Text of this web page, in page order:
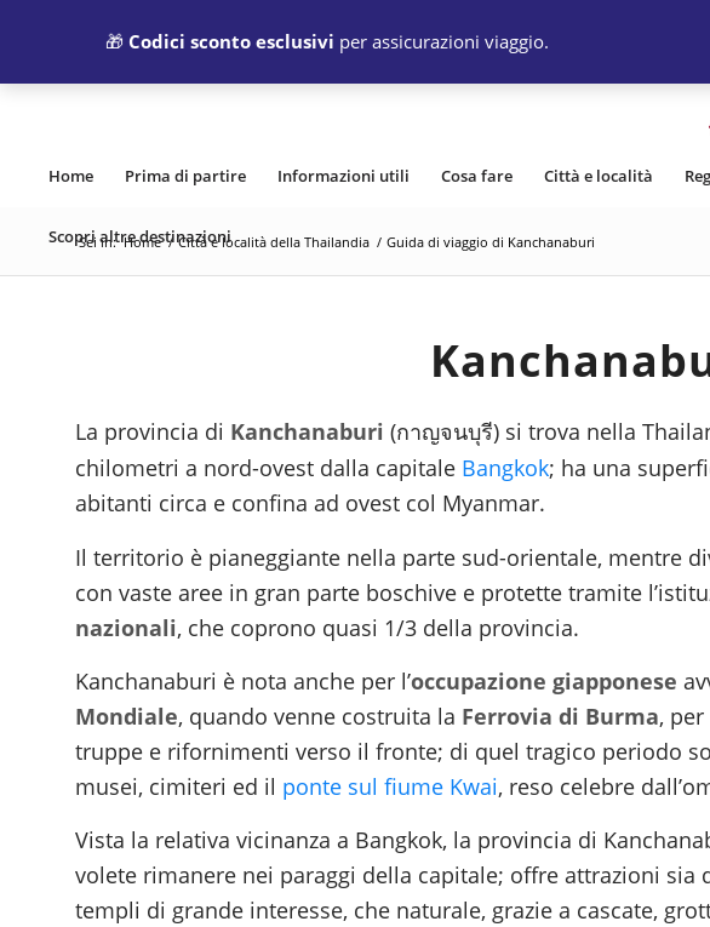
🎁 Codici sconto esclusivi per assicurazioni viaggio.
Home Prima di partire Informazioni utili Cosa fare Città e località
Scopri altre destinazioni
Sei in: Home / Città e località della Thailandia / Guida di viaggio di Kanchanaburi
La provincia di Kanchanaburi (กาญจนบุรี) si trova nella
chilometri a nord-ovest dalla capitale Bangkok; ha una
abitanti circa e confina ad ovest col Myanmar.
Il territorio è pianeggiante nella parte sud-orientale, mentre
con vaste aree in gran parte boschive e protette tramite
nazionali, che coprono quasi 1/3 della provincia.
Kanchanaburi è nota anche per l’occupazione giapponese
Mondiale, quando venne costruita la Ferrovia di Burma,
truppe e rifornimenti verso il fronte; di quel tragico periodo
musei, cimiteri ed il ponte sul fiume Kwai, reso celebre
Vista la relativa vicinanza a Bangkok, la provincia di
volete rimanere nei paraggi della capitale; offre attrazioni sia
templi di grande interesse, che naturale, grazie a cascate,